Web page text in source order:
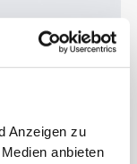
Anzeigen zu
anbieten